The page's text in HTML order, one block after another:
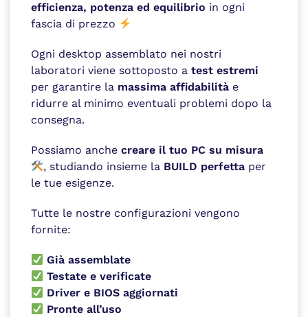
efficienza, potenza ed equilibrio in ogni
fascia di prezzo
Ogni desktop assemblato nei nostri
laboratori viene sottoposto a test estremi
per garantire la massima affidabilità e
ridurre al minimo eventuali problemi dopo la
consegna.
Possiamo anche creare il tuo PC su misura
, studiando insieme la BUILD perfetta per
le tue esigenze.
Tutte le nostre configurazioni vengono
fornite:
Già assemblate
Testate e verificate
Driver e BIOS aggiornati
Pronte all’uso